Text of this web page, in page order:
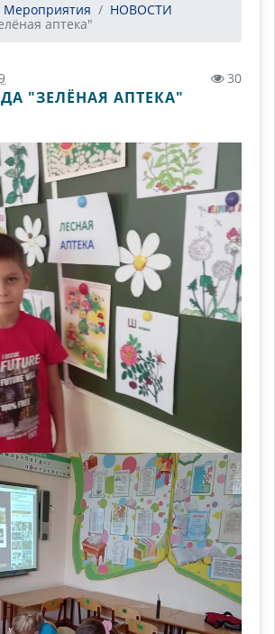
Мероприятия
НОВОСТИ
аптека"
30
"ЗЕЛЁНАЯ АПТЕКА"